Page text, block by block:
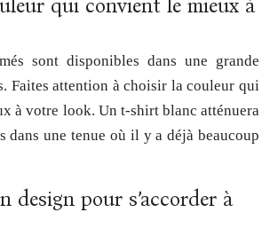
qui convient le mieux à
sont disponibles dans une grande
Faites attention à choisir la couleur qui
à votre look. Un t-shirt blanc atténuera
dans une tenue où il y a déjà beaucoup
design pour s’accorder à